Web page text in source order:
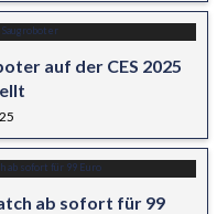
auf der CES 2025
ab sofort für 99